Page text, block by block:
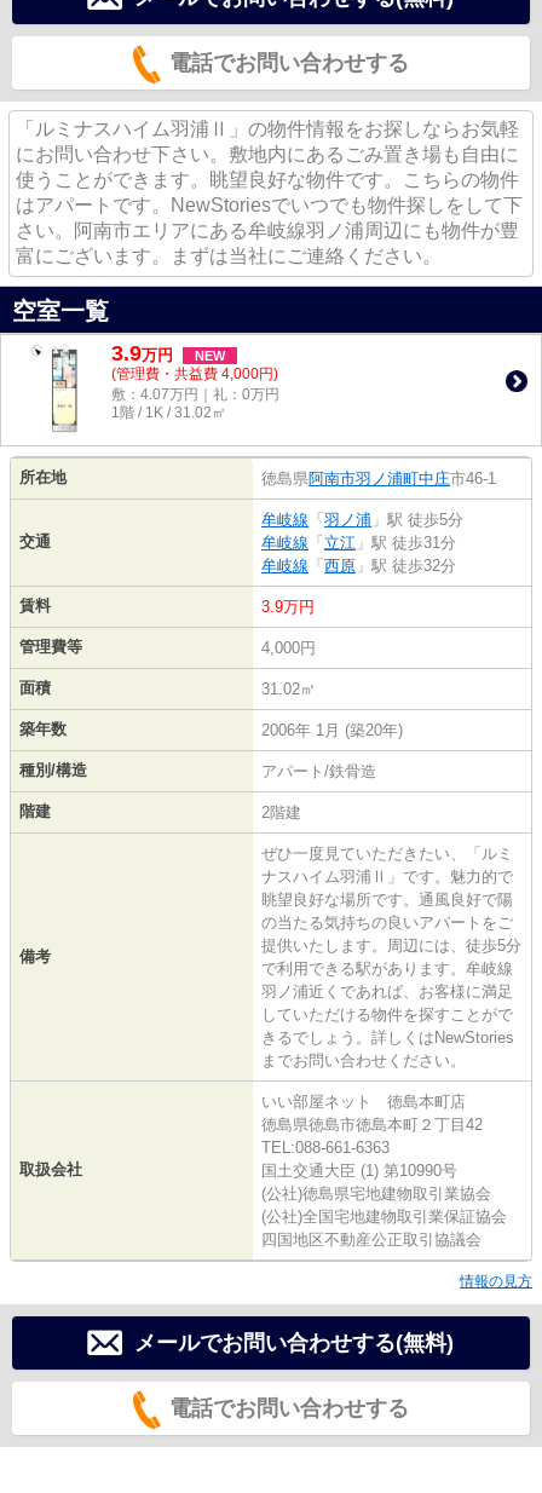
電話でお問い合わせする
「ルミナスハイム羽浦Ⅱ」の物件情報をお探しならお気軽
にお問い合わせ下さい。敷地内にあるごみ置き場も自由に
使うことができます。眺望良好な物件です。こちらの物件
はアパートです。NewStoriesでいつでも物件探しをして下
さい。阿南市エリアにある牟岐線羽ノ浦周辺にも物件が豊
富にございます。まずは当社にご連絡ください。
空室一覧
3.9万円 NEW
(管理費・共益費 4,000円)
敷：4.07万円｜礼：0万円
1階 / 1K / 31.02㎡
所在地 徳島県阿南市羽ノ浦町中庄市46-1
交通
牟岐線 「 羽ノ浦 」駅 徒歩5分
牟岐線 「 立江 」駅 徒歩31分
牟岐線 「 西原 」駅 徒歩32分
賃料 3.9万円
管理費等 4,000円
面積 31.02㎡
築年数 2006年 1月 (築20年)
種別/構造 アパート/鉄骨造
階建 2階建
備考
ぜひ一度見ていただきたい、「ルミ
ナスハイム羽浦Ⅱ」です。魅力的で
眺望良好な場所です。通風良好で陽
の当たる気持ちの良いアパートをご
提供いたします。周辺には、徒歩5分
で利用できる駅があります。牟岐線
羽ノ浦近くであれば、お客様に満足
していただける物件を探すことがで
きるでしょう。詳しくはNewStories
までお問い合わせください。
取扱会社
いい部屋ネット 徳島本町店
徳島県徳島市徳島本町２丁目42
TEL:088-661-6363
国土交通大臣 (1) 第10990号
(公社)徳島県宅地建物取引業協会
(公社)全国宅地建物取引業保証協会
四国地区不動産公正取引協議会
情報の見方
メールでお問い合わせする(無料)
電話でお問い合わせする